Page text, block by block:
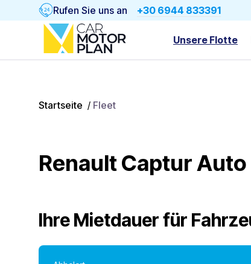
Rufen Sie uns an +30 6944 833391
Unsere Flotte
Startseite / Fleet
Renault Captur Auto
Ihre Mietdauer für